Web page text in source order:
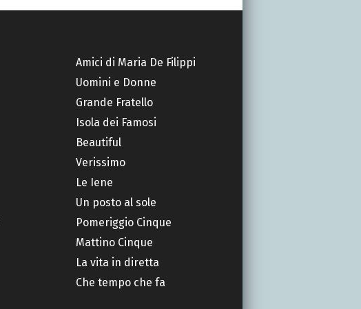
Amici di Maria De Filippi
Uomini e Donne
Grande Fratello
Isola dei Famosi
Beautiful
Verissimo
Le Iene
Un posto al sole
Pomeriggio Cinque
Mattino Cinque
La vita in diretta
Che tempo che fa